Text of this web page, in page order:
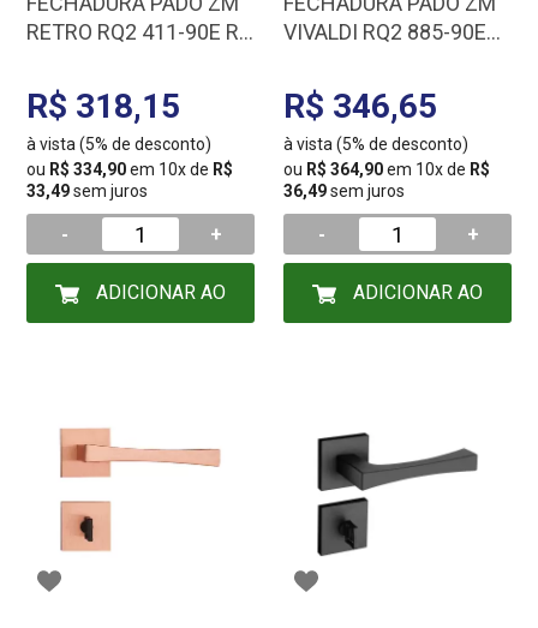
RETRO RQ2 411-90E RO
R$ 318,15
à vista (5% de desconto)
ou R$ 334,90em 10x de R$
33,49sem juros
- +
VIVALDI RQ2 885-90E
R$ 346,65
à vista (5% de desconto)
ou R$ 364,90em 10x de R$
36,49sem juros
- +